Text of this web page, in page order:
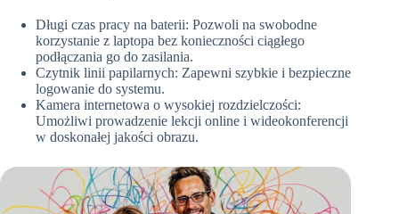
Długi czas pracy na baterii: Pozwoli na swobodne
korzystanie z laptopa bez konieczności ciągłego
podłączania go do zasilania.
Czytnik linii papilarnych: Zapewni szybkie i bezpieczne
logowanie do systemu.
Kamera internetowa o wysokiej rozdzielczości:
Umożliwi prowadzenie lekcji online i wideokonferencji
w doskonałej jakości obrazu.